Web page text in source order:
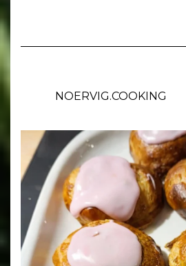
NOERVIG.COOKING